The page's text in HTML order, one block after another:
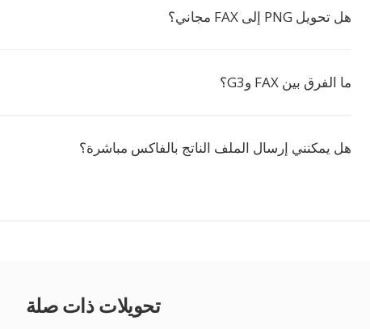
هل تحويل PNG إلى FAX مجاني؟
ما الفرق بين FAX وG3؟
هل يمكنني إرسال الملف الناتج بالفاكس مباشرة؟
تحويلات ذات صلة